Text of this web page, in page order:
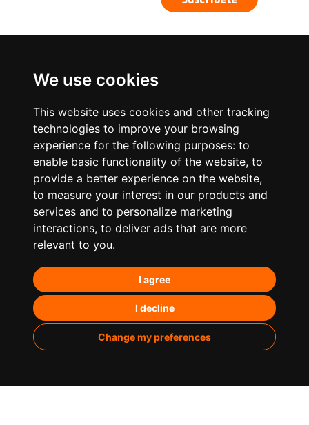
We use cookies
This website uses cookies and other tracking
technologies to improve your browsing
experience for the following purposes: to
enable basic functionality of the website, to
provide a better experience on the website,
to measure your interest in our products and
services and to personalize marketing
interactions, to deliver ads that are more
relevant to you.
I agree
I decline
Change my preferences
¿Qué hacemos?
Posicionamiento en IA’s
Paid Media
Marketing de contenidos
Analítica